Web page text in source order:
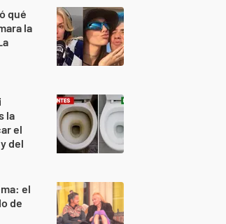
qué
la
la
el
del
el
de